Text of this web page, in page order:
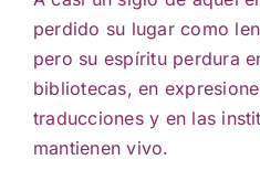
perdido su lugar como
pero su espíritu perdura
bibliotecas, en
traducciones y en las
mantienen vivo.